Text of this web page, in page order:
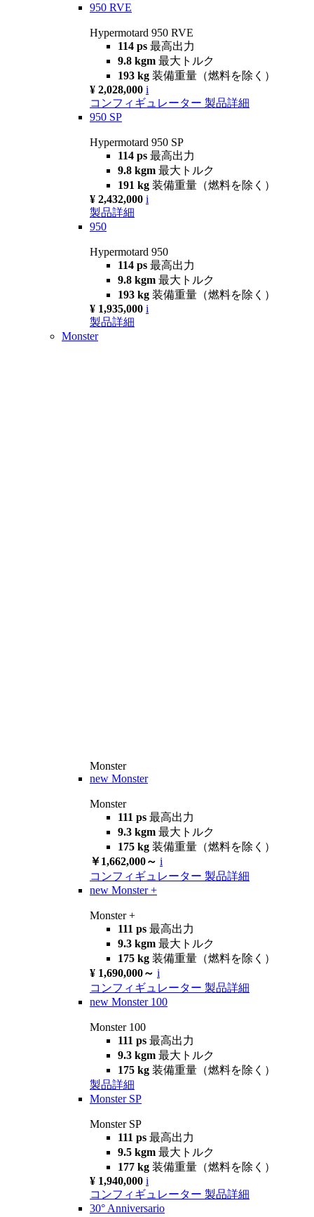
950 RVE
Hypermotard 950 RVE
114 ps 最高出力
9.8 kgm 最大トルク
193 kg 装備重量（燃料を除く）
¥ 2,028,000 i
コンフィギュレーター 製品詳細
950 SP
Hypermotard 950 SP
114 ps 最高出力
9.8 kgm 最大トルク
191 kg 装備重量（燃料を除く）
¥ 2,432,000 i
製品詳細
950
Hypermotard 950
114 ps 最高出力
9.8 kgm 最大トルク
193 kg 装備重量（燃料を除く）
¥ 1,935,000 i
製品詳細
Monster
Monster
new Monster
Monster
111 ps 最高出力
9.3 kgm 最大トルク
175 kg 装備重量（燃料を除く）
￥1,662,000～ i
コンフィギュレーター 製品詳細
new Monster +
Monster +
111 ps 最高出力
9.3 kgm 最大トルク
175 kg 装備重量（燃料を除く）
¥ 1,690,000～ i
コンフィギュレーター 製品詳細
new Monster 100
Monster 100
111 ps 最高出力
9.3 kgm 最大トルク
175 kg 装備重量（燃料を除く）
製品詳細
Monster SP
Monster SP
111 ps 最高出力
9.5 kgm 最大トルク
177 kg 装備重量（燃料を除く）
¥ 1,940,000 i
コンフィギュレーター 製品詳細
30° Anniversario